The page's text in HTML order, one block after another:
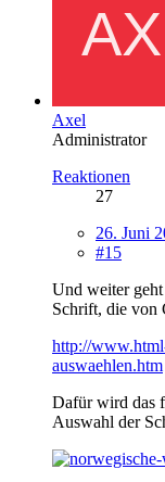
Axel
Administrator
Reaktionen
27
26. Juni
#15
Und weiter geht
Schrift, die von
http://
auswaehlen.htm
Dafür wird das
Auswahl der